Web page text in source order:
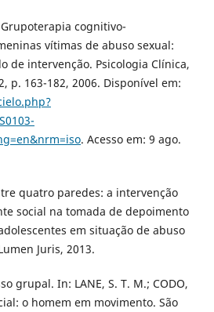
Grupoterapia cognitivo-
vítimas de abuso sexual:
de intervenção. Psicologia Clínica,
p. 163-182, 2006. Disponível em:
. Acesso em: 9 ago.
quatro paredes: a intervenção
social na tomada de depoimento
em situação de abuso
Juris, 2013.
grupal. In: LANE, S. T. M.; CODO,
o homem em movimento. São